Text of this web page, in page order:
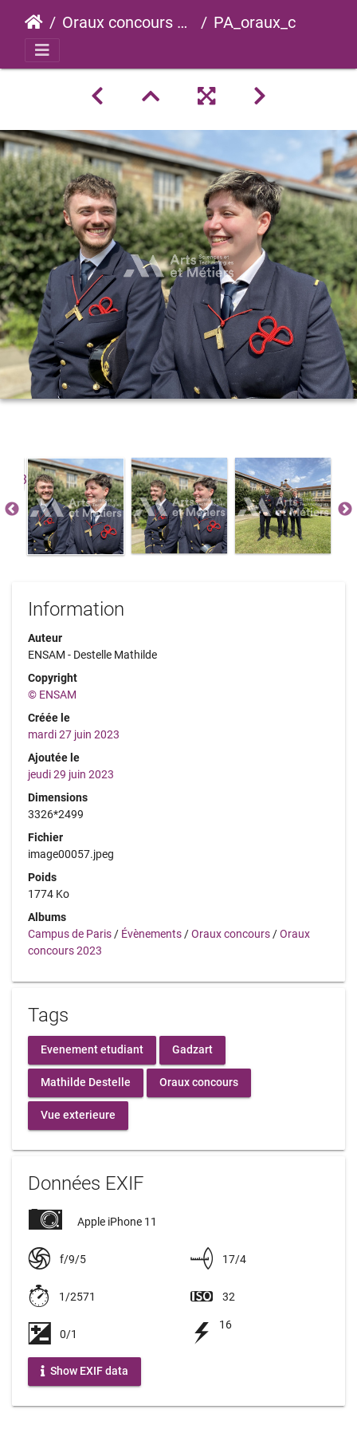
Oraux concours 2023 PA_oraux_concours_2023_0061
Information
Auteur
ENSAM - Destelle Mathilde
Copyright
© ENSAM
Créée le
mardi 27 juin 2023
Ajoutée le
jeudi 29 juin 2023
Dimensions
3326*2499
Fichier
image00057.jpeg
Poids
1774 Ko
Albums
Campus de Paris / Évènements /Oraux concours /Oraux
concours 2023
Tags
Evenement etudiant Gadzart
Mathilde Destelle Oraux concours
Vue exterieure
Données EXIF
Apple iPhone 11
f/9/5 17/4
1/2571 32
0/1
16
Show EXIF data